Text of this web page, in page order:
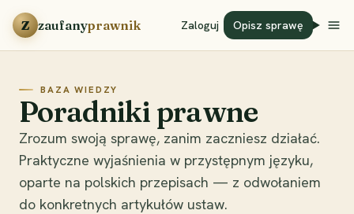
Przejdź do treści
Z zaufanyprawnik Zaloguj Opisz sprawę
BAZA WIEDZY
Poradniki prawne
Zrozum swoją sprawę, zanim zaczniesz działać.
Praktyczne wyjaśnienia w przystępnym języku,
oparte na polskich przepisach — z odwołaniem
do konkretnych artykułów ustaw.